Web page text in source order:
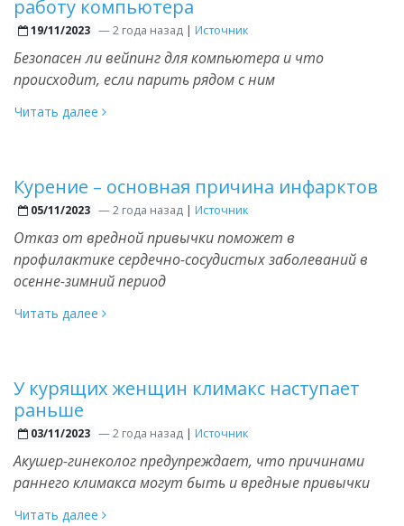
работу компьютера
19/11/2023 —2 года назад | Источник
Безопасен ли вейпинг для компьютера и что
происходит, если парить рядом с ним
Читать далее
Курение – основная причина инфарктов
05/11/2023 —2 года назад | Источник
Отказ от вредной привычки поможет в
профилактике сердечно-сосудистых заболеваний в
осенне-зимний период
Читать далее
У курящих женщин климакс наступает
раньше
03/11/2023 —2 года назад | Источник
Акушер-гинеколог предупреждает, что причинами
раннего климакса могут быть и вредные привычки
Читать далее